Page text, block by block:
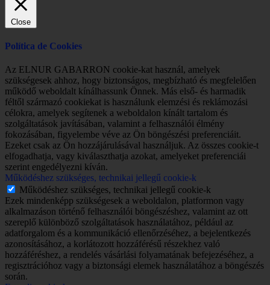
Close
Política de Cookies
Az ELNUR GABARRON cookie-kat használ, amelyek
szükségesek ahhoz, hogy biztonságos, megbízható és megfelelően
működő weboldalt kínálhassunk Önnek. Más első- és harmadik
féltől származó cookiekat is használunk elemzési és reklámozási
célokra, amelyek segítenek a weboldalon kínált tartalom és
szolgáltatások javításában, valamint a felhasználói élmény
fokozásában, figyelembe véve az Ön böngészési preferenciáit.
Ezeket csak az Ön hozzájárulásával használjuk. Az összes cookie-t
elfogadhatja, vagy kiválaszthatja azokat, amelyeket preferenciái
szerint engedélyezni kíván.
Működéshez szükséges, technikai jellegű cookie-k
Működéshez szükséges, technikai jellegű cookie-k
Ezek mindenképp szükségesek a weboldalon, platformon vagy
alkalmazáson történő felhasználói böngészéshez, valamint az ott
szereplő különböző szolgáltatások használatához, például az
adatforgalom és a kommunikáció ellenőrzéséhez, a bejelentkezés
azonosításához, a korlátozott hozzáférésű részekhez való
hozzáféréshez, a rendelés vásárlási folyamatának befejezéséhez, a
regisztrációhoz vagy a biztonsági elemek használatához a böngészés
során.